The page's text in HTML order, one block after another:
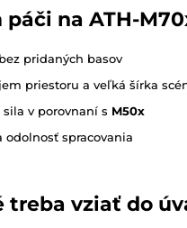
páči na ATH-
pridaných basov
priestoru a veľká šírka
v porovnaní s M50x
odolnosť spracovania
treba vziať do